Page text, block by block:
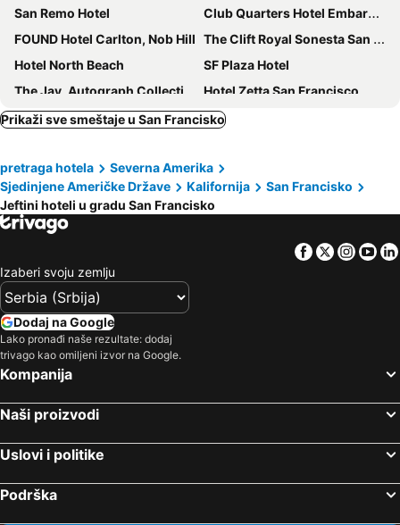
San Remo Hotel
Club Quarters Hotel Embarcadero, San Francisco
FOUND Hotel Carlton, Nob Hill The Clift Royal Sonesta San Francisco
Hotel North Beach
SF Plaza Hotel
The Jay, Autograph Collection
Hotel Zetta San Francisco
La Luna Inn, an Ascend Collection Hotel
Inn On Folsom
Executive Inn & Suites
Prikaži sve smeštaje u San Francisko
pretraga hotela
Severna Amerika
Sjedinjene Američke Države
Kalifornija
San Francisko
Jeftini hoteli u gradu San Francisko
Facebook
Twitter
Izaberi svoju zemlju
Dodaj na Google
Lako pronađi naše rezultate: dodaj
trivago kao omiljeni izvor na Google.
Kompanija
Naši proizvodi
Uslovi i politike
Podrška